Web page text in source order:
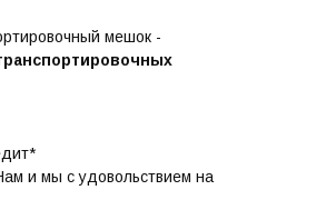
мешок -
и мы с удовольствием на